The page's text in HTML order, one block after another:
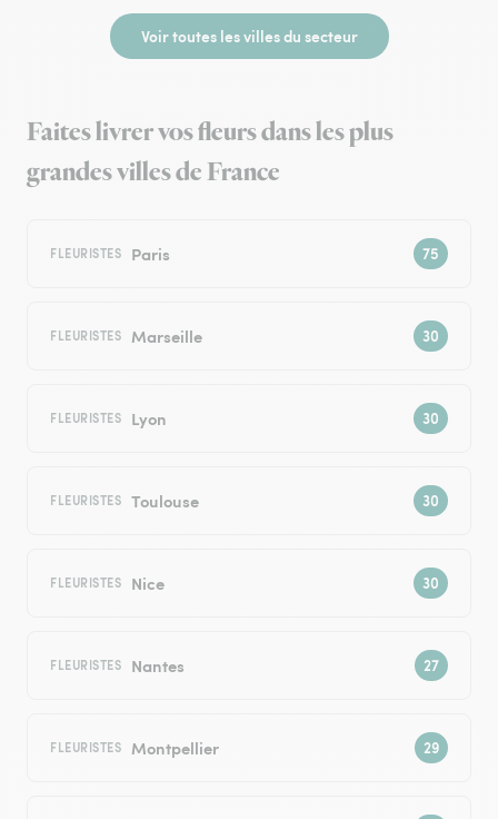
Voir toutes les villes du secteur
Faites livrer vos fleurs dans les plus
grandes villes de France
FLEURISTES Paris
FLEURISTES Marseille
FLEURISTES Lyon
FLEURISTES Toulouse
FLEURISTES Nice
FLEURISTES Nantes
FLEURISTES Montpellier